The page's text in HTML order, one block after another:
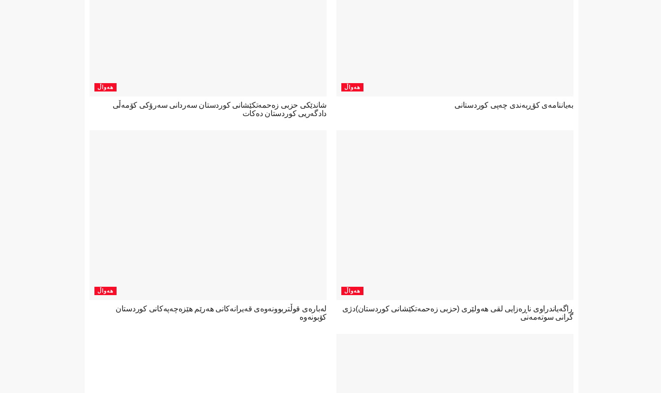
هەواڵ
بەیاننامەی کۆڕبەندی چەپی کوردستانی
هەواڵ
شاندێکی حزبی زەحمەتکێشانی کوردستان سەردانی سەرۆکی کۆمەڵی
دادگەریی کوردستان دەکات
هەواڵ
ڕاگەیاندراوی ناڕەزایی لقی هەولێری (حزبی زەحمەتکێشانی کوردستان)دژی
گرانی سوتەمەنی
هەواڵ
لەبارەی قوڵتربوونەوەی قەیرانەكانی هەرێم هێزەچەپەكانی كوردستان
كۆبونەوە